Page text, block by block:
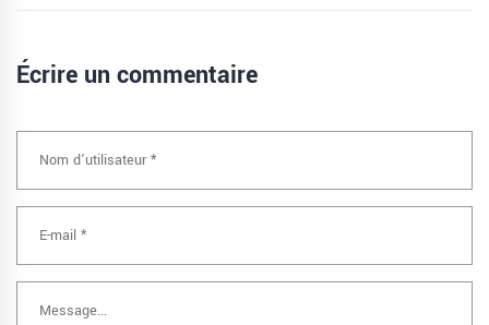
Écrire un commentaire